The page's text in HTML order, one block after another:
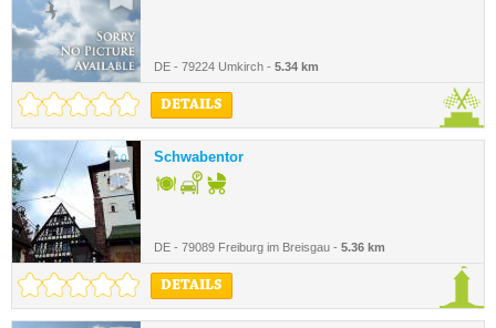
DE - 79224 Umkirch - 5.34 km
DETAILS
10. Schwabentor
DE - 79089 Freiburg im Breisgau - 5.36 km
DETAILS